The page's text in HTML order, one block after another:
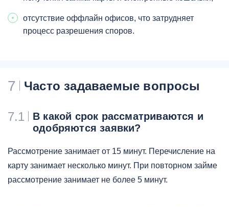
отсутствие оффлайн офисов, что затрудняет
процесс разрешения споров.
7 Часто задаваемые вопросы
7.1
В какой срок рассматриваются и
одобряются заявки?
Рассмотрение занимает от 15 минут. Перечисление на
карту занимает несколько минут. При повторном займе
рассмотрение занимает не более 5 минут.